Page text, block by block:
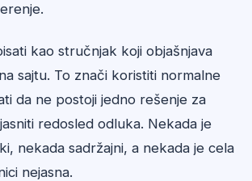
kao stručnjak koji objašnjava
sajtu. To znači koristiti normalne
da ne postoji jedno rešenje za
redosled odluka. Nekada je
nekada sadržajni, a nekada je cela
nejasna.